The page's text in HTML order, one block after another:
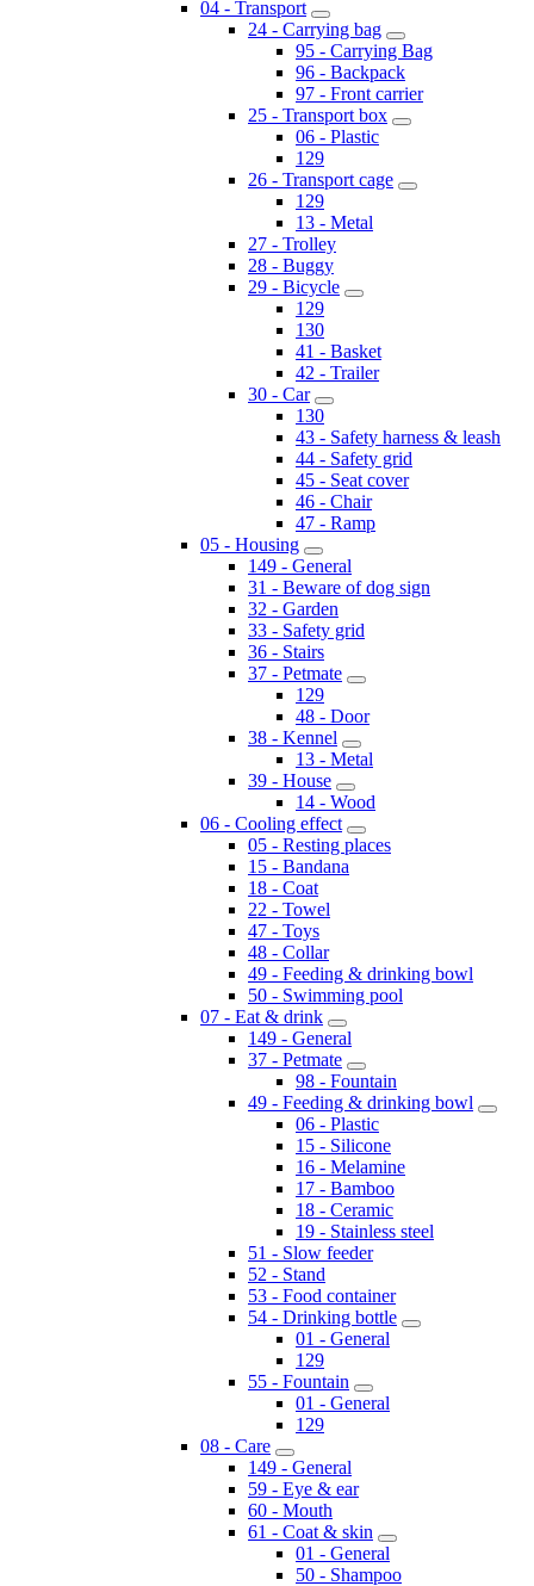
04 - Transport
24 - Carrying bag
95 - Carrying Bag
96 - Backpack
97 - Front carrier
25 - Transport box
06 - Plastic
129
26 - Transport cage
129
13 - Metal
27 - Trolley
28 - Buggy
29 - Bicycle
129
130
41 - Basket
42 - Trailer
30 - Car
130
43 - Safety harness & leash
44 - Safety grid
45 - Seat cover
46 - Chair
47 - Ramp
05 - Housing
149 - General
31 - Beware of dog sign
32 - Garden
33 - Safety grid
36 - Stairs
37 - Petmate
129
48 - Door
38 - Kennel
13 - Metal
39 - House
14 - Wood
06 - Cooling effect
05 - Resting places
15 - Bandana
18 - Coat
22 - Towel
47 - Toys
48 - Collar
49 - Feeding & drinking bowl
50 - Swimming pool
07 - Eat & drink
149 - General
37 - Petmate
98 - Fountain
49 - Feeding & drinking bowl
06 - Plastic
15 - Silicone
16 - Melamine
17 - Bamboo
18 - Ceramic
19 - Stainless steel
51 - Slow feeder
52 - Stand
53 - Food container
54 - Drinking bottle
01 - General
129
55 - Fountain
01 - General
129
08 - Care
149 - General
59 - Eye & ear
60 - Mouth
61 - Coat & skin
01 - General
50 - Shampoo